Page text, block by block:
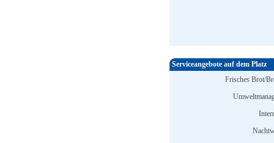
Serviceangebote auf dem Platz
Frisches Brot/